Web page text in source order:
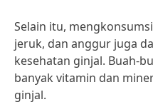
Selain itu,
jeruk, dan anggur juga
kesehatan ginjal. Buah-
banyak vitamin dan
ginjal.